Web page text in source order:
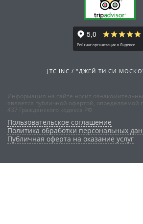
JTC INC / "ДЖЕЙ ТИ СИ
Информация на сайте носит
является публичной офертой, определяемой
437 Гражданского кодекса РФ
Пользовательское соглашение
Политика обработки персональных
Публичная оферта на оказание услуг